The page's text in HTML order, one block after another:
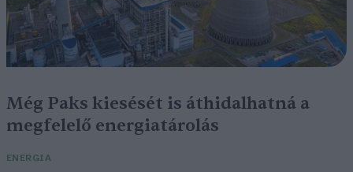
Még Paks kiesését is áthidalhatná a
megfelelő energiatárolás
ENERGIA